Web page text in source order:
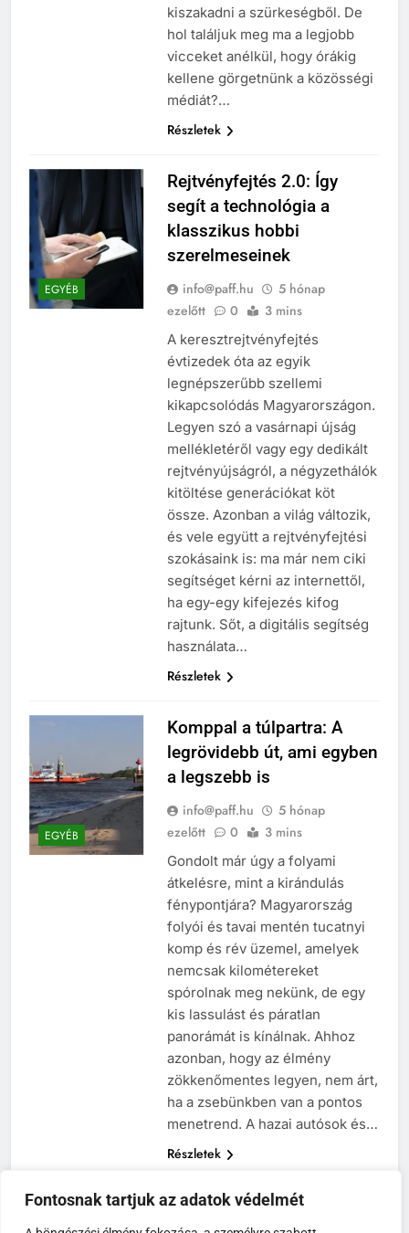
Fontosnak tartjuk az adatok védelmét
kiszakadni a szürkeségből. De
hol találjuk meg ma a legjobb
vicceket anélkül, hogy órákig
kellene görgetnünk a közösségi
médiát?…
Részletek
EGYÉB
Rejtvényfejtés 2.0: Így
segít a technológia a
klasszikus hobbi
szerelmeseinek
info@paff.hu
5 hónap
ezelőtt
0 3 mins
A keresztrejtvényfejtés
évtizedek óta az egyik
legnépszerűbb szellemi
kikapcsolódás Magyarországon.
Legyen szó a vasárnapi újság
mellékletéről vagy egy dedikált
rejtvényújságról, a négyzethálók
kitöltése generációkat köt
össze. Azonban a világ változik,
és vele együtt a rejtvényfejtési
szokásaink is: ma már nem ciki
segítséget kérni az internettől,
ha egy-egy kifejezés kifog
rajtunk. Sőt, a digitális segítség
használata…
Részletek
EGYÉB
Komppal a túlpartra: A
legrövidebb út, ami egyben
a legszebb is
info@paff.hu
5 hónap
ezelőtt
0 3 mins
Gondolt már úgy a folyami
átkelésre, mint a kirándulás
fénypontjára? Magyarország
folyói és tavai mentén tucatnyi
komp és rév üzemel, amelyek
nemcsak kilométereket
spórolnak meg nekünk, de egy
kis lassulást és páratlan
panorámát is kínálnak. Ahhoz
azonban, hogy az élmény
zökkenőmentes legyen, nem árt,
ha a zsebünkben van a pontos
menetrend. A hazai autósok és…
Részletek